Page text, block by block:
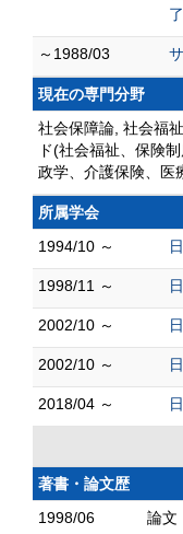
～1988/03
現在の専門分野
社会保障論, 社会福
ド(社会福祉、保険
政学、介護保険、医
所属学会
1994/10 ～
1998/11 ～
2002/10 ～
2002/10 ～
2018/04 ～
著書・論文歴
1998/06
論文